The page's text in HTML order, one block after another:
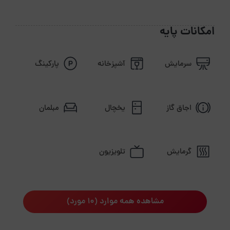
امکانات پایه
سرمایش آشپزخانه پارکینگ
اجاق گاز یخچال مبلمان
گرمایش تلویزیون
مشاهده همه موارد (10 مورد)